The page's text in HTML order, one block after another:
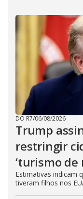
DO R7/06/08/2026
Trump
restringir
‘turismo de
Estimativas indicam
tiveram filhos nos